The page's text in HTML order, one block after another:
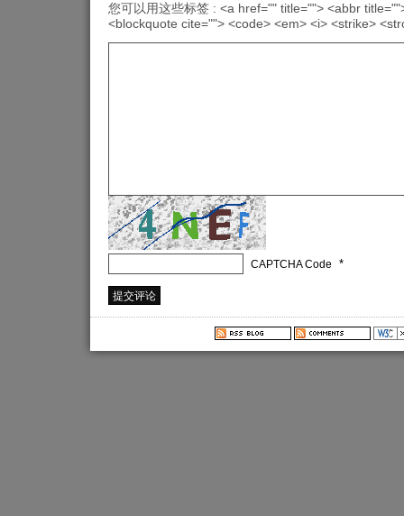
您可以用这些标签 : <a href="" title=""> <abbr
<blockquote cite=""> <code> <em> <i> <strike>
CAPTCHA Code *